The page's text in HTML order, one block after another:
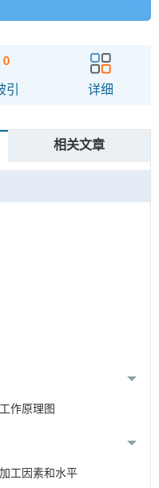
0
引 详细
相关文章
作原理图
工因素和水平